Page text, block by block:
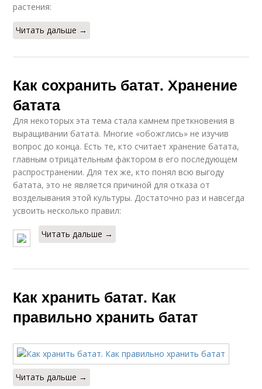
растения:
Читать дальше →
Как сохранить батат. Хранение
батата
Для некоторых эта тема стала камнем преткновения в
выращивании батата. Многие «обожглись» не изучив
вопрос до конца. Есть те, кто считает хранение батата,
главным отрицательным фактором в его последующем
распространении. Для тех же, кто понял всю выгоду
батата, это не является причиной для отказа от
возделывания этой культуры. Достаточно раз и навсегда
усвоить несколько правил:
Читать дальше →
Как хранить батат. Как
правильно хранить батат
Читать дальше →